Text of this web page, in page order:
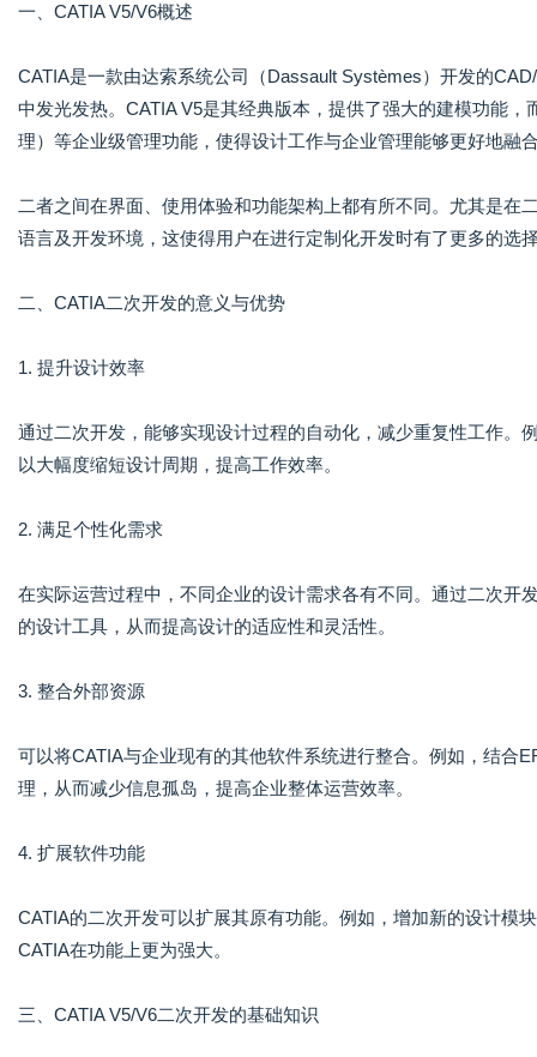
一、CATIA V5/V6概述
CATIA是一款由达索系统公司（Dassault Systèmes）开发的
中发光发热。CATIA V5是其经典版本，提供了强大的建模功能
理）等企业级管理功能，使得设计工作与企业管理能够更好地融
二者之间在界面、使用体验和功能架构上都有所不同。尤其是
语言及开发环境，这使得用户在进行定制化开发时有了更多的选
二、CATIA二次开发的意义与优势
1. 提升设计效率
通过二次开发，能够实现设计过程的自动化，减少重复性工作。
以大幅度缩短设计周期，提高工作效率。
2. 满足个性化需求
在实际运营过程中，不同企业的设计需求各有不同。通过二次开
的设计工具，从而提高设计的适应性和灵活性。
3. 整合外部资源
可以将CATIA与企业现有的其他软件系统进行整合。例如，结合
理，从而减少信息孤岛，提高企业整体运营效率。
4. 扩展软件功能
CATIA的二次开发可以扩展其原有功能。例如，增加新的设计模
CATIA在功能上更为强大。
三、CATIA V5/V6二次开发的基础知识